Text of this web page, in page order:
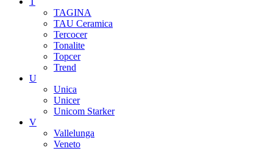
TAGINA
TAU Ceramica
Tercocer
Tonalite
Topcer
Trend
U
Unica
Unicer
Unicom Starker
V
Vallelunga
Veneto